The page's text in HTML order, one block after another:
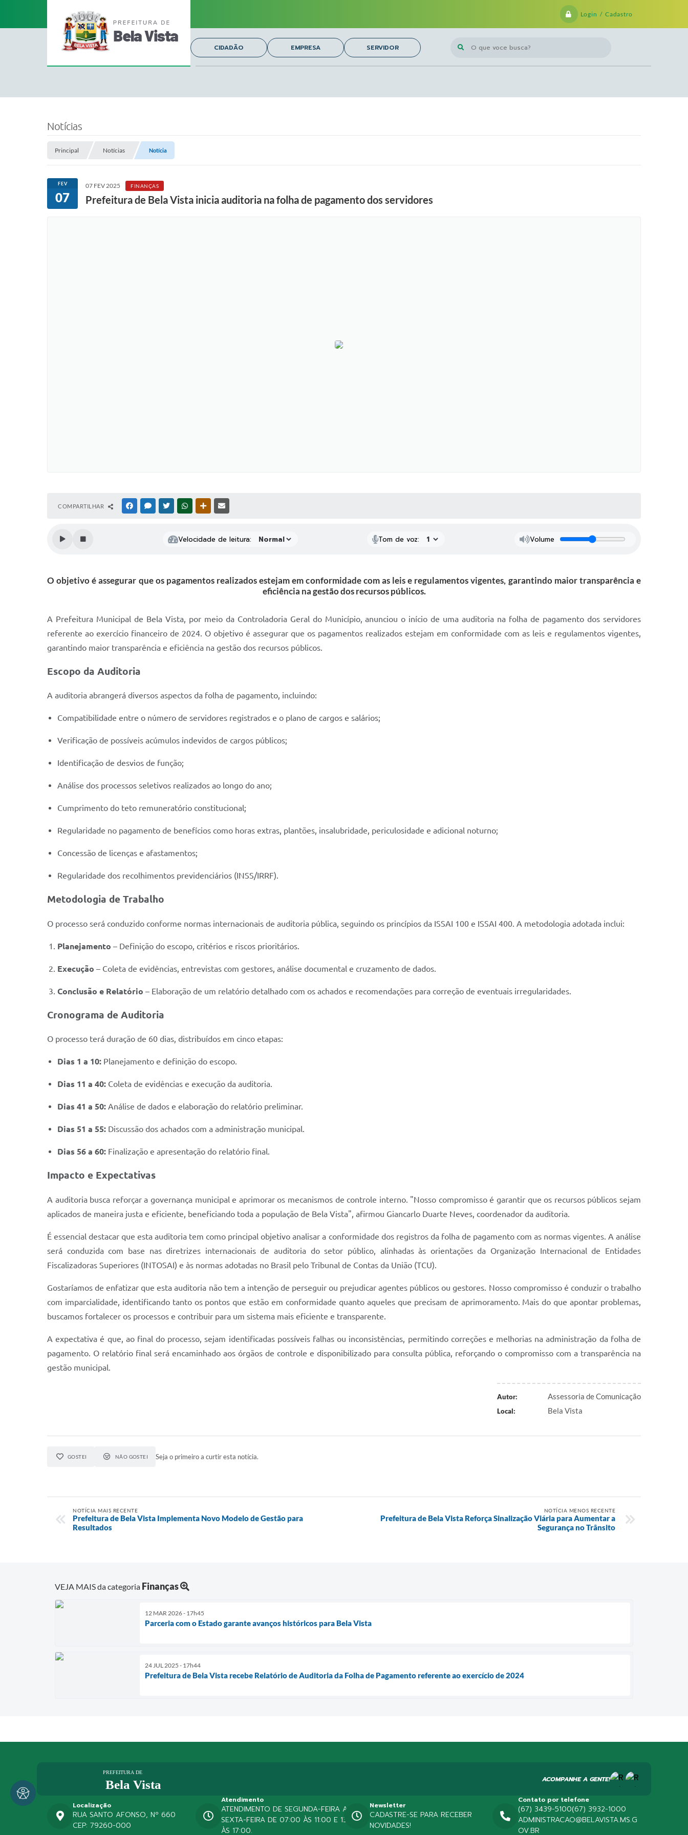
Login / Cadastro
O que voce busca?
CIDADÃO EMPRESA SERVIDOR
Notícias
Principal Notícias Notícia
FEV
07
07 FEV 2025 FINANÇAS
Prefeitura de Bela Vista inicia auditoria na folha de pagamento dos servidores
COMPARTILHAR FACEBOOKMESSENGER
TWITTERWHATSAPPOUTRAS MÍDIAS
Velocidade de leitura: Tom de voz: Volume
O objetivo é assegurar que os pagamentos realizados estejam em conformidade com as leis e regulamentos vigentes, garantindo maior transparência e
eficiência na gestão dos recursos públicos.
A Prefeitura Municipal de Bela Vista, por meio da Controladoria Geral do Município, anunciou o início de uma auditoria na folha de pagamento dos servidores
referente ao exercício financeiro de 2024. O objetivo é assegurar que os pagamentos realizados estejam em conformidade com as leis e regulamentos vigentes,
garantindo maior transparência e eficiência na gestão dos recursos públicos.
Escopo da Auditoria
A auditoria abrangerá diversos aspectos da folha de pagamento, incluindo:
Compatibilidade entre o número de servidores registrados e o plano de cargos e salários;
Verificação de possíveis acúmulos indevidos de cargos públicos;
Identificação de desvios de função;
Análise dos processos seletivos realizados ao longo do ano;
Cumprimento do teto remuneratório constitucional;
Regularidade no pagamento de benefícios como horas extras, plantões, insalubridade, periculosidade e adicional noturno;
Concessão de licenças e afastamentos;
Regularidade dos recolhimentos previdenciários (INSS/IRRF).
Metodologia de Trabalho
O processo será conduzido conforme normas internacionais de auditoria pública, seguindo os princípios da ISSAI 100 e ISSAI 400. A metodologia adotada inclui:
Planejamento – Definição do escopo, critérios e riscos prioritários.
Execução – Coleta de evidências, entrevistas com gestores, análise documental e cruzamento de dados.
Conclusão e Relatório – Elaboração de um relatório detalhado com os achados e recomendações para correção de eventuais irregularidades.
Cronograma de Auditoria
O processo terá duração de 60 dias, distribuídos em cinco etapas:
Dias 1 a 10: Planejamento e definição do escopo.
Dias 11 a 40: Coleta de evidências e execução da auditoria.
Dias 41 a 50: Análise de dados e elaboração do relatório preliminar.
Dias 51 a 55: Discussão dos achados com a administração municipal.
Dias 56 a 60: Finalização e apresentação do relatório final.
Impacto e Expectativas
A auditoria busca reforçar a governança municipal e aprimorar os mecanismos de controle interno. "Nosso compromisso é garantir que os recursos públicos sejam
aplicados de maneira justa e eficiente, beneficiando toda a população de Bela Vista", afirmou Giancarlo Duarte Neves, coordenador da auditoria.
É essencial destacar que esta auditoria tem como principal objetivo analisar a conformidade dos registros da folha de pagamento com as normas vigentes. A análise
será conduzida com base nas diretrizes internacionais de auditoria do setor público, alinhadas às orientações da Organização Internacional de Entidades
Fiscalizadoras Superiores (INTOSAI) e às normas adotadas no Brasil pelo Tribunal de Contas da União (TCU).
Gostaríamos de enfatizar que esta auditoria não tem a intenção de perseguir ou prejudicar agentes públicos ou gestores. Nosso compromisso é conduzir o trabalho
com imparcialidade, identificando tanto os pontos que estão em conformidade quanto aqueles que precisam de aprimoramento. Mais do que apontar problemas,
buscamos fortalecer os processos e contribuir para um sistema mais eficiente e transparente.
A expectativa é que, ao final do processo, sejam identificadas possíveis falhas ou inconsistências, permitindo correções e melhorias na administração da folha de
pagamento. O relatório final será encaminhado aos órgãos de controle e disponibilizado para consulta pública, reforçando o compromisso com a transparência na
gestão municipal.
Autor: Assessoria de Comunicação
Local: Bela Vista
GOSTEI NÃO GOSTEI Seja o primeiro a curtir esta notícia.
NOTÍCIA MAIS RECENTE
Prefeitura de Bela Vista Implementa Novo Modelo de Gestão para
Resultados
NOTÍCIA MENOS RECENTE
Prefeitura de Bela Vista Reforça Sinalização Viária para Aumentar a
Segurança no Trânsito
VEJA MAIS da categoria Finanças
12 MAR 2026 - 17h45
Parceria com o Estado garante avanços históricos para Bela Vista
24 JUL 2025 - 17h44
Prefeitura de Bela Vista recebe Relatório de Auditoria da Folha de Pagamento referente ao exercício de 2024
ACOMPANHE A GENTE!
Localização
RUA SANTO AFONSO, Nº 660
CEP: 79260-000
Contato por telefone
(67) 3439-5100(67) 3932-1000
ADMINISTRACAO@BELAVISTA.MS.G
OV.BR
Atendimento
ATENDIMENTO DE SEGUNDA-FEIRA A
SEXTA-FEIRA DE 07:00 ÀS 11:00 E 13:00
ÀS 17:00.
Newsletter
CADASTRE-SE PARA RECEBER
NOVIDADES!